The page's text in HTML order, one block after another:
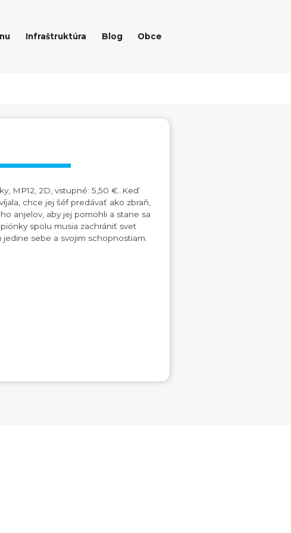
Infraštruktúra Blog Obce
MP12, 2D, vstupné: 5,50 €. Keď
chce jej šéf predávať ako zbraň,
anjelov, aby jej pomohli a stane sa
spolu musia zachrániť svet
sebe a svojim schopnostiam.